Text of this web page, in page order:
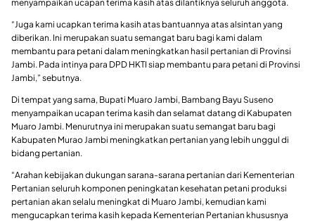
menyampaikan ucapan terima kasih atas dilantiknya seluruh anggota.
“Juga kami ucapkan terima kasih atas bantuannya atas alsintan yang
diberikan. Ini merupakan suatu semangat baru bagi kami dalam
membantu para petani dalam meningkatkan hasil pertanian di Provinsi
Jambi. Pada intinya para DPD HKTI siap membantu para petani di Provinsi
Jambi,” sebutnya.
Di tempat yang sama, Bupati Muaro Jambi, Bambang Bayu Suseno
menyampaikan ucapan terima kasih dan selamat datang di Kabupaten
Muaro Jambi. Menurutnya ini merupakan suatu semangat baru bagi
Kabupaten Murao Jambi meningkatkan pertanian yang lebih unggul di
bidang pertanian.
“Arahan kebijakan dukungan sarana-sarana pertanian dari Kementerian
Pertanian seluruh komponen peningkatan kesehatan petani produksi
pertanian akan selalu meningkat di Muaro Jambi, kemudian kami
mengucapkan terima kasih kepada Kementerian Pertanian khususnya